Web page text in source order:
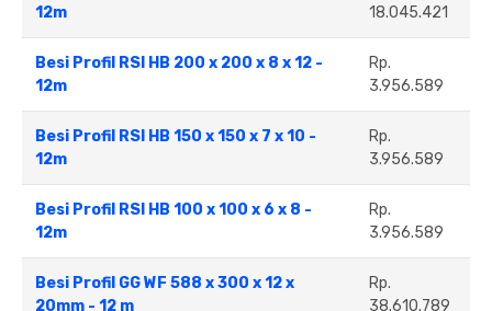
12m
18.045.421
Besi Profil RSI HB 200 x 200 x 8 x 12 -
12m
Rp.
3.956.589
Besi Profil RSI HB 150 x 150 x 7 x 10 -
12m
Rp.
3.956.589
Besi Profil RSI HB 100 x 100 x 6 x 8 -
12m
Rp.
3.956.589
Besi Profil GG WF 588 x 300 x 12 x
20mm - 12 m
Rp.
38.610.789